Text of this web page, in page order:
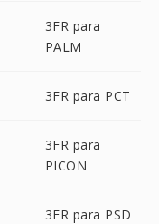
3FR para
PALM
3FR para PCT
3FR para
PICON
3FR para PSD